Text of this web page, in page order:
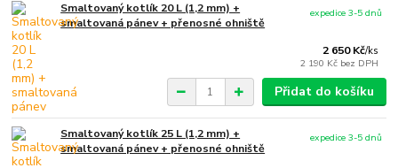
Smaltovaný kotlík 20 L (1,2 mm) +
smaltovaná pánev + přenosné ohniště
2 650 Kč/ks
2 190 Kč bez DPH
expedice 3-5 dnů
Přidat do košíku
Smaltovaný kotlík 25 L (1,2 mm) +
smaltovaná pánev + přenosné ohniště
expedice 3-5 dnů